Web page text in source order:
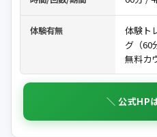
体験有無
体験ト
グ（60
無料カ
＼ 公式HP